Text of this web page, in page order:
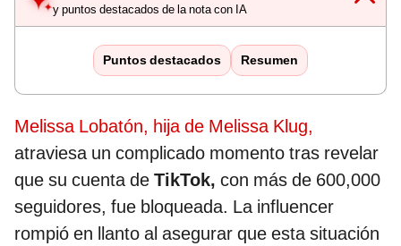
y puntos destacados de la nota con IA
Puntos destacados Resumen
Melissa Lobatón, hija de Melissa Klug,
atraviesa un complicado momento tras revelar
que su cuenta de TikTok, con más de 600,000
seguidores, fue bloqueada. La influencer
rompió en llanto al asegurar que esta situación